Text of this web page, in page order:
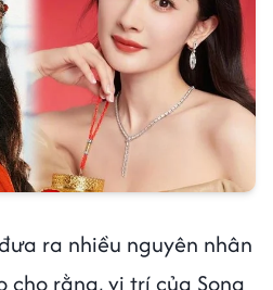
ra nhiều nguyên nhân
cho rằng, vị trí của Song